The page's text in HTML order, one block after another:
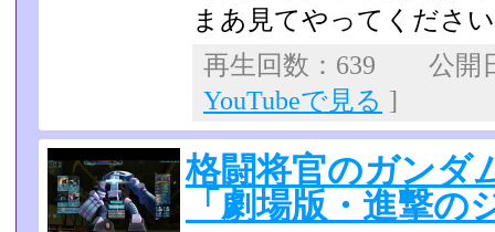
まあ見てやってくださ
再生回数：639 公開
YouTubeで見る ]
格闘将官のガンダ
「劇場版・進撃の